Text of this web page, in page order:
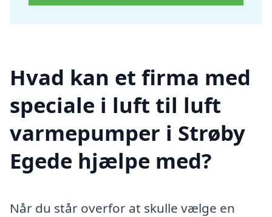
Hvad kan et firma med
speciale i luft til luft
varmepumper i Strøby
Egede hjælpe med?
Når du står overfor at skulle vælge en